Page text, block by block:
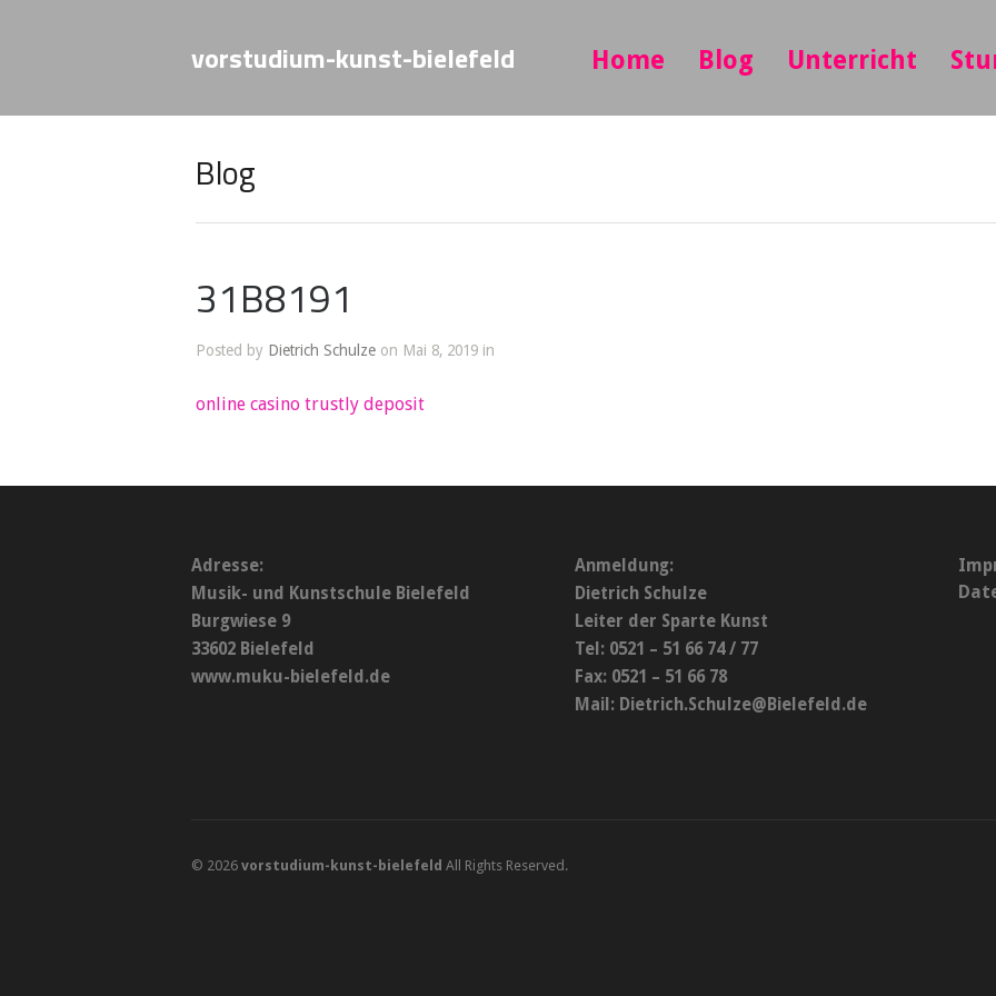
vorstudium-kunst-bielefeld Home Blog Unterricht
Blog
31B8191
Posted by Dietrich Schulze on Mai 8, 2019 in
online casino trustly deposit
Adresse:
Musik- und Kunstschule Bielefeld
Burgwiese 9
33602 Bielefeld
www.muku-bielefeld.de
Anmeldung:
Dietrich Schulze
Leiter der Sparte Kunst
Tel: 0521 – 51 66 74 / 77
Fax: 0521 – 51 66 78
Mail: Dietrich.Schulze@Bielefeld.de
© 2026 vorstudium-kunst-bielefeld All Rights Reserved.